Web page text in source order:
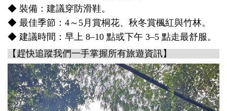
◆ 裝備：建議穿防滑鞋。
◆ 最佳季節：4～5月賞桐花、秋冬賞楓紅與竹林。
◆ 建議時間：早上 8–10 點或下午 3–5 點走最舒服。
【趕快追蹤我們一手掌握所有旅遊資訊】